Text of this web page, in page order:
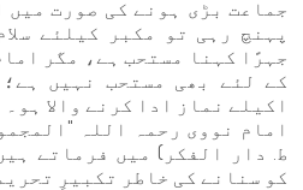
جماعت بڑی ہونے کی صورت میں
پہنچ رہی تو مکبر کیلئے
جہرًا کہنا مستحب ہے، مگر
کے لئے بھی مستحب نہیں
اکیلے نماز ادا کرنے والا ہو۔
ط. دار الفكر) میں فرماتے
کو سنانے کی خاطر تکبیرِ